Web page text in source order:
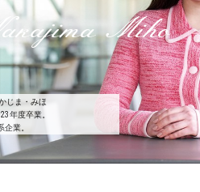
Miho
じま・みほ
年度卒業。
企業。